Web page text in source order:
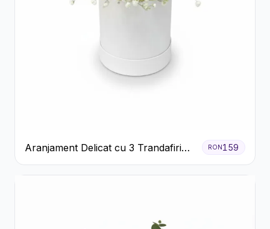
Aranjament Delicat cu 3 Trandafiri
Roz în Cutie Albă
RON 159